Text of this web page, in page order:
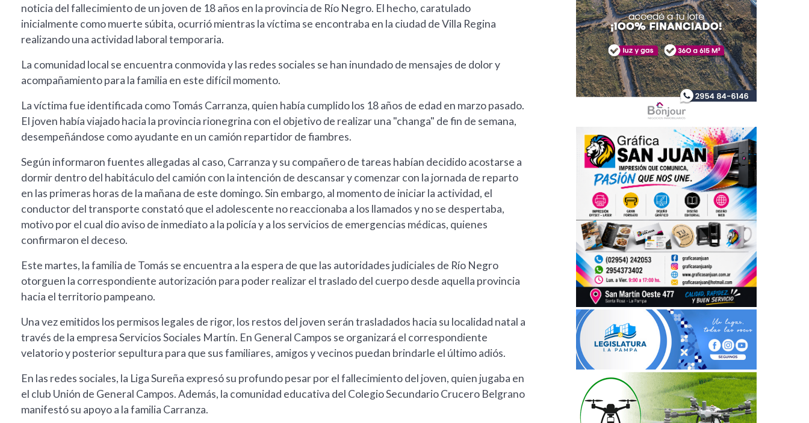
noticia del fallecimiento de un joven de 18 años en la provincia de Río Negro. El hecho, caratulado
inicialmente como muerte súbita, ocurrió mientras la víctima se encontraba en la ciudad de Villa Regina
realizando una actividad laboral temporaria.
La comunidad local se encuentra conmovida y las redes sociales se han inundado de mensajes de dolor y
acompañamiento para la familia en este difícil momento.
La víctima fue identificada como Tomás Carranza, quien había cumplido los 18 años de edad en marzo pasado.
El joven había viajado hacia la provincia rionegrina con el objetivo de realizar una "changa" de fin de semana,
desempeñándose como ayudante en un camión repartidor de fiambres.
Según informaron fuentes allegadas al caso, Carranza y su compañero de tareas habían decidido acostarse a
dormir dentro del habitáculo del camión con la intención de descansar y comenzar con la jornada de reparto
en las primeras horas de la mañana de este domingo. Sin embargo, al momento de iniciar la actividad, el
conductor del transporte constató que el adolescente no reaccionaba a los llamados y no se despertaba,
motivo por el cual dio aviso de inmediato a la policía y a los servicios de emergencias médicas, quienes
confirmaron el deceso.
Este martes, la familia de Tomás se encuentra a la espera de que las autoridades judiciales de Río Negro
otorguen la correspondiente autorización para poder realizar el traslado del cuerpo desde aquella provincia
hacia el territorio pampeano.
Una vez emitidos los permisos legales de rigor, los restos del joven serán trasladados hacia su localidad natal a
través de la empresa Servicios Sociales Martín. En General Campos se organizará el correspondiente
velatorio y posterior sepultura para que sus familiares, amigos y vecinos puedan brindarle el último adiós.
En las redes sociales, la Liga Sureña expresó su profundo pesar por el fallecimiento del joven, quien jugaba en
el club Unión de General Campos. Además, la comunidad educativa del Colegio Secundario Crucero Belgrano
manifestó su apoyo a la familia Carranza.